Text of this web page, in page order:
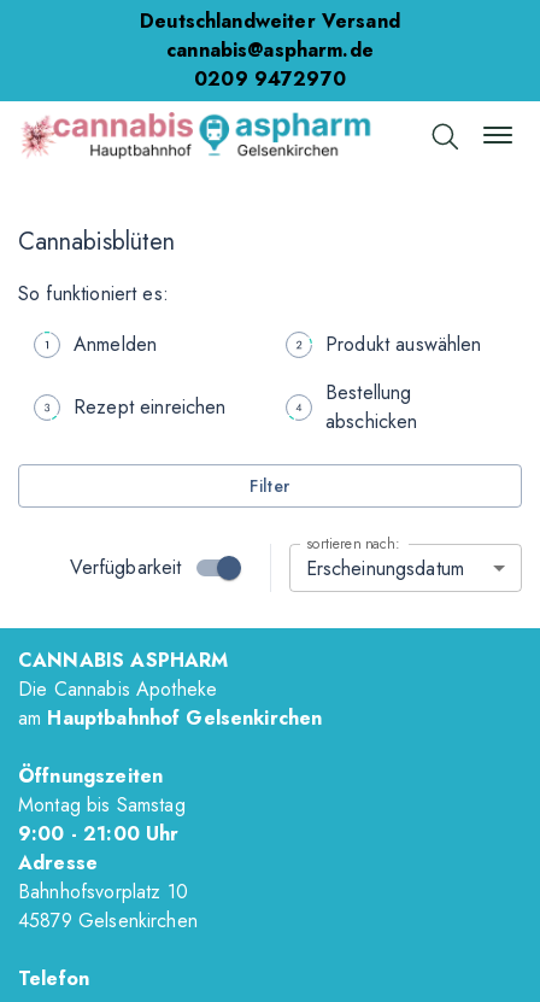
Deutschlandweiter Versand
cannabis@aspharm.de
0209 9472970
Cannabisblüten
So funktioniert es:
Anmelden
Produkt auswählen
Rezept einreichen
Bestellung
abschicken
Filter
Verfügbarkeit
sortieren nach:
Erscheinungsdatum
CANNABIS ASPHARM
Die Cannabis Apotheke
am Hauptbahnhof Gelsenkirchen
Öffnungszeiten
Montag bis Samstag
9:00 - 21:00Uhr
Adresse
Bahnhofsvorplatz 10
45879 Gelsenkirchen
Telefon